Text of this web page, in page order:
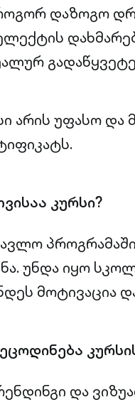
დაზოგო
არის უფასო და
კურსი?
უნდა იყო
მოტივაცია
და